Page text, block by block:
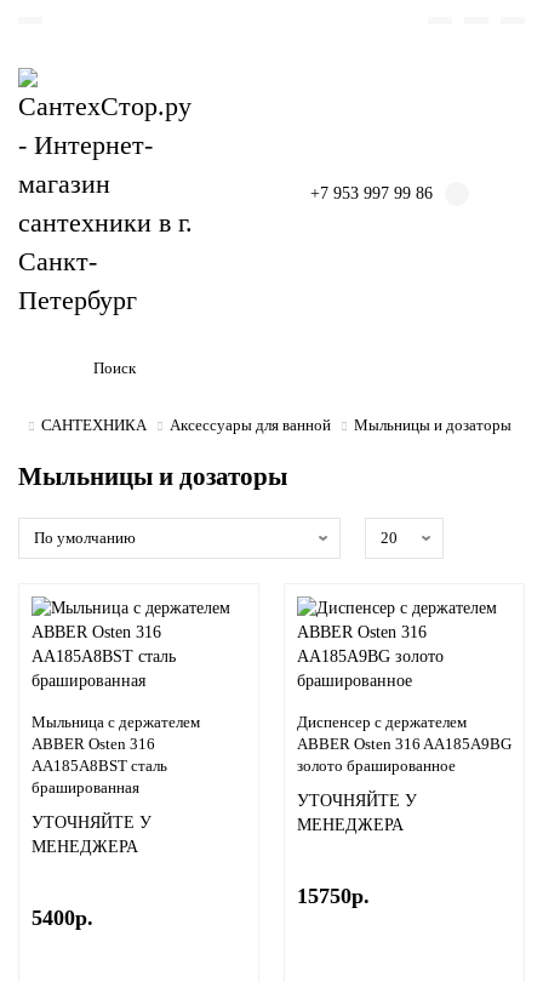
+7 953 997 99 86
САНТЕХНИКА Аксессуары для ванной Мыльницы и дозаторы
Мыльницы и дозаторы
Мыльница с держателем
ABBER Osten 316
AA185A8BST сталь
брашированная
УТОЧНЯЙТЕ У
МЕНЕДЖЕРА
5400р.
Диспенсер с держателем
ABBER Osten 316 AA185A9BG
золото брашированное
УТОЧНЯЙТЕ У
МЕНЕДЖЕРА
15750р.